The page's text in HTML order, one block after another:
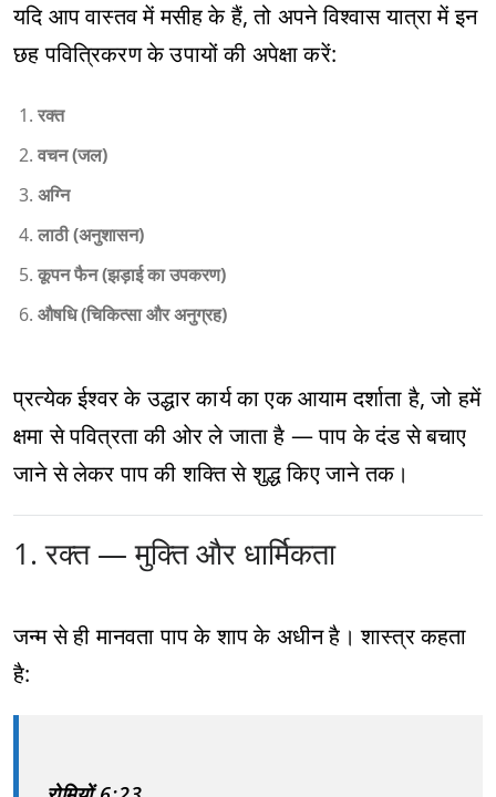
यदि आप वास्तव में मसीह के हैं, तो अपने विश्वास यात्रा में इन
छह पवित्रिकरण के उपायों की अपेक्षा करें:
रक्त
वचन (जल)
अग्नि
लाठी (अनुशासन)
कूपन फैन (झड़ाई का उपकरण)
औषधि (चिकित्सा और अनुग्रह)
प्रत्येक ईश्वर के उद्धार कार्य का एक आयाम दर्शाता है, जो हमें
क्षमा से पवित्रता की ओर ले जाता है — पाप के दंड से बचाए
जाने से लेकर पाप की शक्ति से शुद्ध किए जाने तक।
1. रक्त — मुक्ति और धार्मिकता
जन्म से ही मानवता पाप के शाप के अधीन है। शास्त्र कहता
है: